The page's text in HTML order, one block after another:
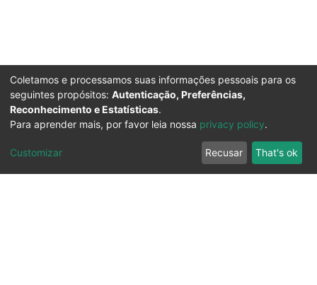
Coletamos e processamos suas informações pessoais para os
seguintes propósitos: Autenticação, Preferências,
Reconhecimento e Estatísticas.
Para aprender mais, por favor leia nossa privacy policy.
Customizar Recusar That's ok